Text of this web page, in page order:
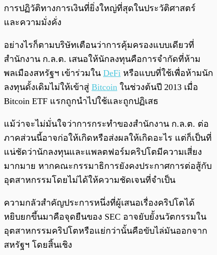
การปฏิวัติทางการเงินที่ยิ่งใหญ่ที่สุดในประวัติศาสตร์
และความมั่งคั่ง
อย่างไรก็ตามบริษัทเตือนว่าการคุ้มครองแบบเดียวที่
สำนักงาน ก.ล.ต. เสนอให้นักลงทุนคือการจำกัดที่ห้าม
พลเมืองสหรัฐฯ เข้าร่วมใน DeFi หรือแบบที่ใช้เพื่อห้ามนัก
ลงทุนดั้งเดิมไม่ให้เข้าสู่ Bitcoin ในช่วงต้นปี 2013 เมื่อ
Bitcoin ETF แรกถูกนำไปใช้และถูกปฏิเสธ
แม้ว่าจะไม่มั่นใจว่าการกระทำของสำนักงาน ก.ล.ต. ต่อ
ภาคส่วนนี้อาจก่อให้เกิดหรือส่งผลให้เกิดอะไร แต่ก็เป็นที่
แน่ชัดว่านักลงทุนและแพลตฟอร์มคริปโตมีความเสี่ยง
มากมาย หากคณะกรรมาธิการยังคงประกาศการต่อสู้กับ
อุตสาหกรรมโดยไม่ได้ให้ความชัดเจนที่จำเป็น
ความกลัวสำคัญประการหนึ่งที่ผู้เสนอเรื่องคริปโตได้
หยิบยกขึ้นมาคือจุดยืนของ SEC อาจยับยั้งนวัตกรรมใน
อุตสาหกรรมคริปโตหรือแย่กว่านั้นคือขับไล่มันออกจาก
สหรัฐฯ โดยสิ้นเชิง